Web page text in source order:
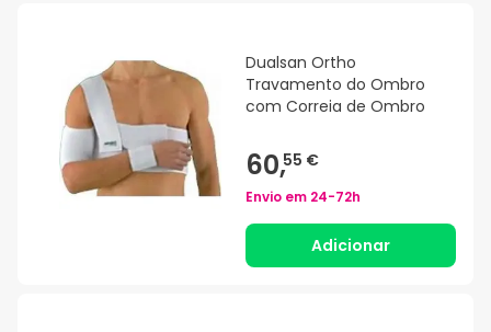
Dualsan Ortho
Travamento do Ombro
com Correia de Ombro
60,55 €
Envio em 24-72h
Adicionar